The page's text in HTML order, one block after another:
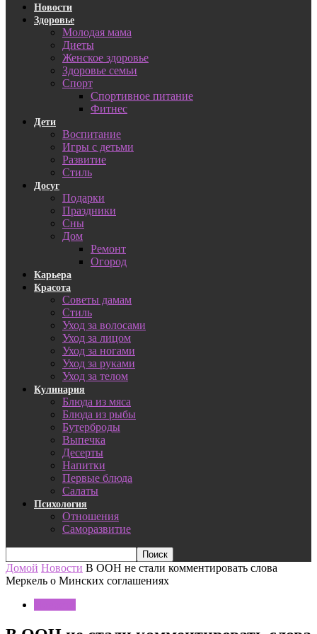
Новости
Здоровье
Молодая мама
Диеты
Женское здоровье
Здоровье семьи
Спорт
Спортивное питание
Фитнес
Дети
Воспитание
Игры с детьми
Развитие
Стиль
Досуг
Подарки
Праздники
Сны
Дом
Ремонт
Огород
Карьера
Красота
Советы дамам
Стиль
Уход за волосами
Уход за лицом
Уход за ногами
Уход за руками
Уход за телом
Кулинария
Блюда из мяса
Блюда из рыбы
Бутерброды
Выпечка
Десерты
Напитки
Первые блюда
Салаты
Психология
Отношения
Саморазвитие
Домой Новости В ООН не стали комментировать слова
Меркель о Минских соглашениях